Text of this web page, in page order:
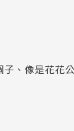
、像是花花